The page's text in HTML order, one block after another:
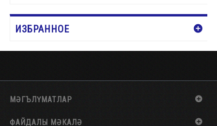
ИЗБРАННОЕ
МӘГЪЛҮМАТЛАР
ФАЙДАЛЫ МӘКАЛӘ